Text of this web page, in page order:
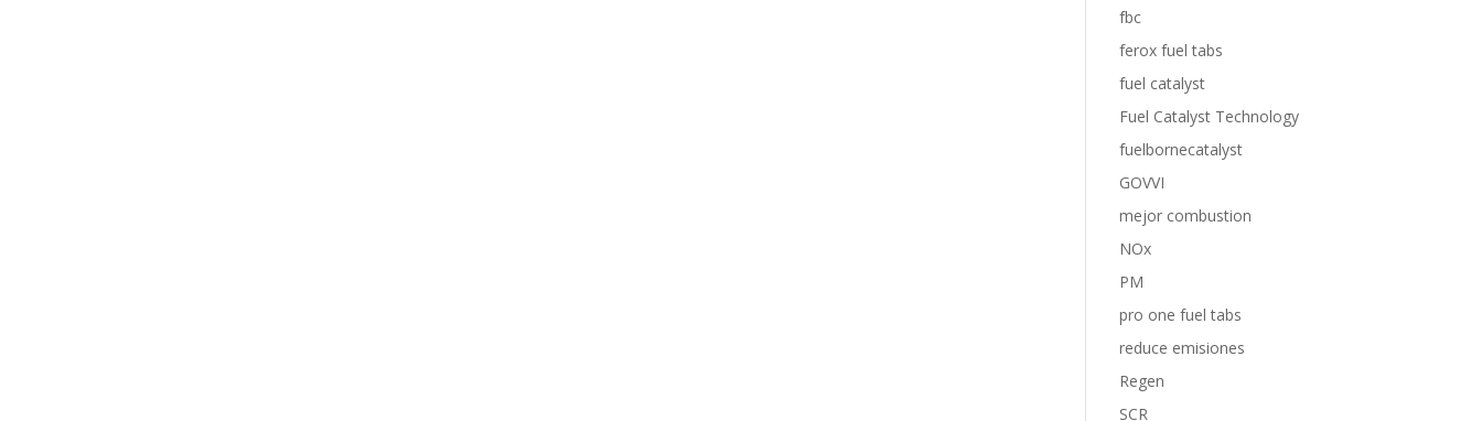
fbc
ferox fuel tabs
fuel catalyst
Fuel Catalyst Technology
fuelbornecatalyst
GOVVI
mejor combustion
NOx
PM
pro one fuel tabs
reduce emisiones
Regen
SCR